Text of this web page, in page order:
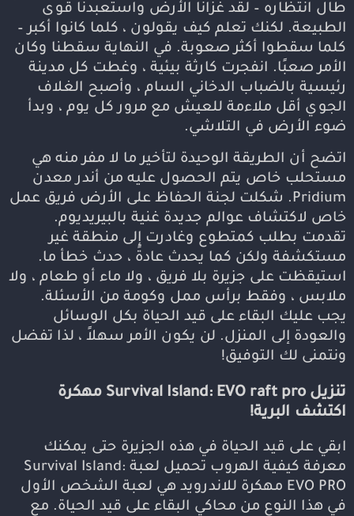
طال انتظاره – لقد غزانا الأرض واستعبدنا قوى
الطبيعة. لكنك تعلم كيف يقولون ، كلما كانوا أكبر –
كلما سقطوا أكثر صعوبة. في النهاية سقطنا وكان
الأمر صعبًا. انفجرت كارثة بيئية ، وغطت كل مدينة
رئيسية بالضباب الدخاني السام ، وأصبح الغلاف
الجوي أقل ملاءمة للعيش مع مرور كل يوم ، وبدأ
ضوء الأرض في التلاشي.
اتضح أن الطريقة الوحيدة لتأخير ما لا مفر منه هي
مستحلب خاص يتم الحصول عليه من أندر معدن
Pridium. شكلت لجنة الحفاظ على الأرض فريق عمل
خاص لاكتشاف عوالم جديدة غنية بالبيريديوم.
تقدمت بطلب كمتطوع وغادرت إلى منطقة غير
مستكشفة ولكن كما يحدث عادةً ، حدث خطأ ما.
استيقظت على جزيرة بلا فريق ، ولا ماء أو طعام ، ولا
ملابس ، وفقط برأس ممل وكومة من الأسئلة.
يجب عليك البقاء على قيد الحياة بكل الوسائل
والعودة إلى المنزل. لن يكون الأمر سهلاً ، لذا تفضل
ونتمنى لك التوفيق!
تنزيل Survival Island: EVO raft pro مهكرة
اكتشف البرية!
ابقي على قيد الحياة في هذه الجزيرة حتى يمكنك
معرفة كيفية الهروب تحميل لعبة Survival Island:
EVO PRO مهكرة للاندرويد هي لعبة الشخص الأول
في هذا النوع من محاكي البقاء على قيد الحياة. مع